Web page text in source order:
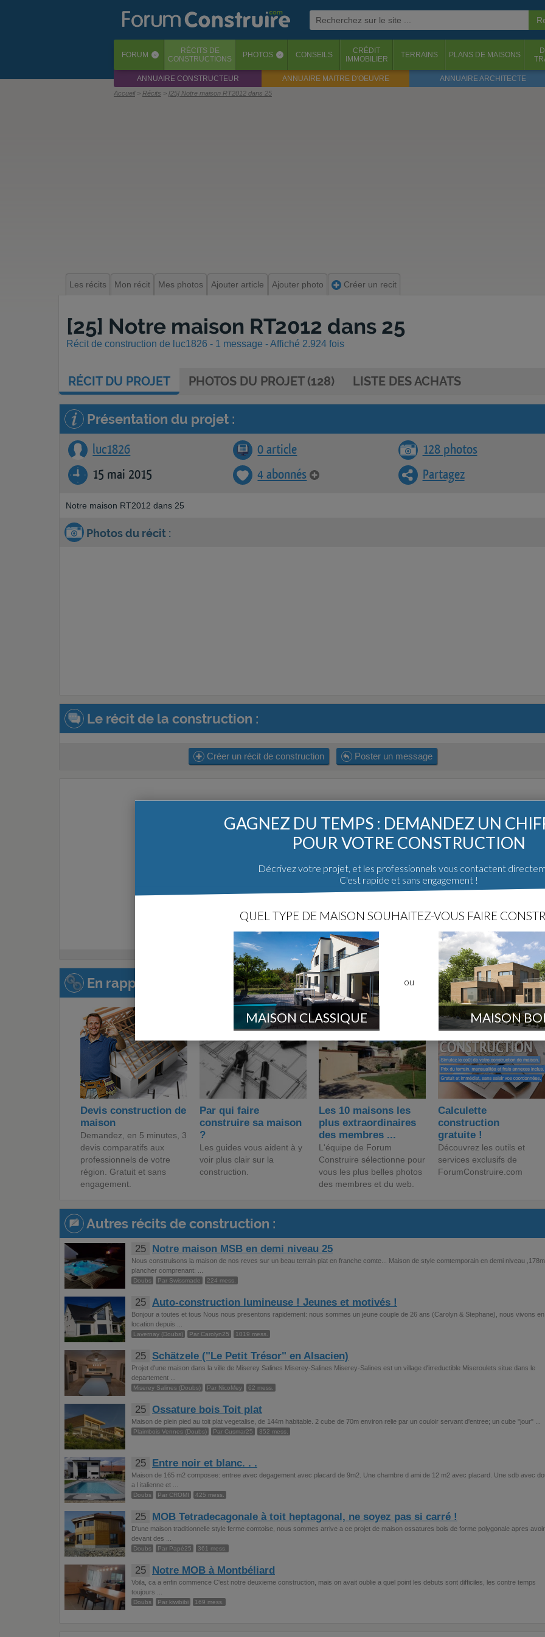
FORUM ‹ RÉCITS DE
CONSTRUCTIONS
PHOTOS ‹ CONSEILS
CRÉDIT
IMMOBILIER
TERRAINS PLANS DE MAISONS
ANNUAIRE CONSTRUCTEUR ANNUAIRE MAITRE D'OEUVRE ANNUAIRE ARCHITECTE
Accueil Récits [25] Notre maison RT2012 dans 25
Les récits Mon récit Mes photos Ajouter article Ajouter photo Créer un recit
[25] Notre maison RT2012 dans 25
Récit de construction de luc1826 - 1 message - Affiché 2.924 fois
RÉCITDU PROJET PHOTOS DU PROJET (128) LISTE DES ACHATS
Présentation du projet :
luc1826 0 article
128 photos
15 mai 2015
4 abonnés Partagez
Notre maison RT2012 dans 25
Photos du récit :
Le récit de la construction :
Créer un récit de construction Poster un message
En rapport avec cette page :
Devis construction de
maison
Demandez, en 5 minutes, 3
devis comparatifs aux
professionnels de votre
région. Gratuit et sans
engagement.
Par qui faire
construire sa maison
?
Les guides vous aident à y
voir plus clair sur la
construction.
Les 10 maisons les
plus extraordinaires
des membres ...
L'équipe de Forum
Construire sélectionne pour
vous les plus belles photos
des membres et du web.
Calculette
construction
gratuite !
Découvrez les outils et
services exclusifs de
ForumConstruire.com
Autres récits de construction :
25 Notre maison MSB en demi niveau 25
Nous construisons la maison de nos reves sur un beau terrain plat en franche comte... Maison de style comtemporain en demi niveau
plancher comprenant: ...
Doubs Par Swissmade 224 mess.
25 Auto-construction lumineuse ! Jeunes et motivés !
Bonjour a toutes et tous Nous nous presentons rapidement: nous sommes un jeune couple de 26 ans (Carolyn & Stephane), nous vivons en
location depuis ...
Lavernay (Doubs) Par Carolyn25 1019 mess.
25 Schätzele ("Le Petit Trésor" en Alsacien)
Projet d'une maison dans la ville de Miserey Salines Miserey-Salines Miserey-Salines est un village d'irreductible Miseroulets situe dans le
departement ...
Miserey Salines (Doubs) Par NicoMey 62 mess.
25 Ossature bois Toit plat
Maison de plein pied au toit plat vegetalise, de 144m habitable. 2 cube de 70m environ relie par un couloir servant d'entree; un cube "jour" ...
Plaimbois Vennes (Doubs) Par Cusmar25 352 mess.
25 Entre noir et blanc. . .
Maison de 165 m2 composee: entree avec degagement avec placard de 9m2. Une chambre d ami de 12 m2 avec placard. Une sdb avec
a l italienne et ...
Doubs Par CROMI 425 mess.
25 MOB Tetradecagonale à toit heptagonal, ne soyez pas si carré !
D'une maison traditionnelle style ferme comtoise, nous sommes arrive a ce projet de maison ossatures bois de forme polygonale apres
devant des ...
Doubs Par Papé25 361 mess.
25 Notre MOB à Montbéliard
Voila, ca a enfin commence C'est notre deuxieme construction, mais on avait oublie a quel point les debuts sont difficiles, les contre temps
toujours ...
Doubs Par kiwibibi 169 mess.
GAGNEZ DU TEMPS : DEMANDEZ UN
POUR VOTRE CONSTRUCTION
Décrivez votre projet, et les professionnels vous contactent
C'est rapide et sans engagement !
QUEL TYPE DE MAISON SOUHAITEZ-VOUS FAIRE
MAISON CLASSIQUE
ou
MAISON